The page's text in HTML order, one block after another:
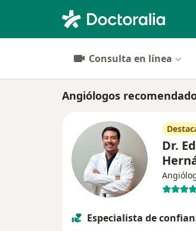
Consulta en línea
Angiólogos
Dr.
Especialista de